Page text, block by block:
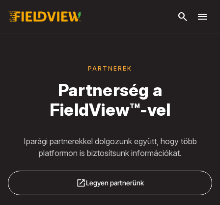
search menu
PARTNEREK
Partnerség a
FieldView™-vel
Iparági partnerekkel dolgozunk együtt, hogy több
platformon is biztosítsunk információkat.
Legyen partnerünk
open_in_new